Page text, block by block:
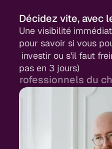
prévisions fiables, et
l’analyse (là où vous
ajoutée).
Décidez vite, avec
Une visibilité
pour savoir si vous
investir ou s'il faut
pas en 3 jours)
Professionnels du
Automatisez la
Des chiffres fiables
clients, et plus de
où votre expertise fait